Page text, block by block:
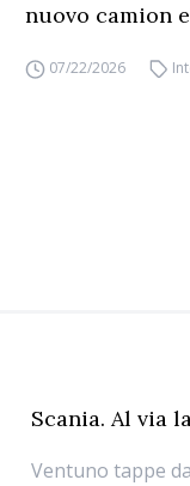
nuovo camion
07/22/2026
Scania. Al via
Ventuno tappe